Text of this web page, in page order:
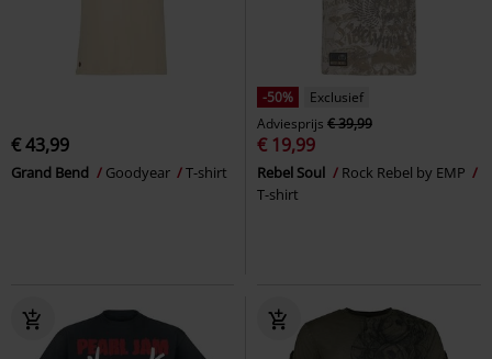
€ 43,99
Grand Bend Goodyear T-shirt
-50%
Exclusief
Adviesprijs € 39,99
€ 19,99
Rebel Soul
Rock Rebel by EMP
T-shirt